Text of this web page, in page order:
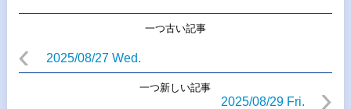
一つ古い記事
2025/08/27 Wed.
一つ新しい記事
2025/08/29 Fri.